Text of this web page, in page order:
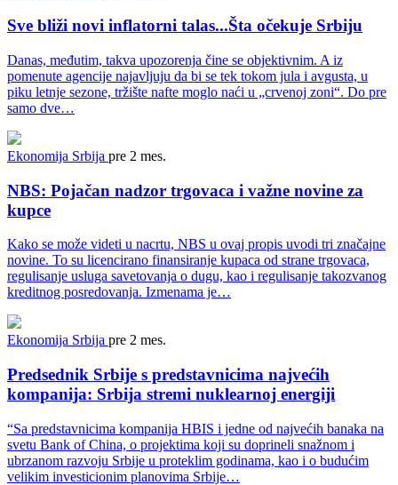
Sve bliži novi inflatorni talas...Šta očekuje Srbiju
Danas, međutim, takva upozorenja čine se objektivnim. A iz
pomenute agencije najavljuju da bi se tek tokom jula i avgusta, u
piku letnje sezone, tržište nafte moglo naći u „crvenoj zoni“. Do pre
samo dve…
Ekonomija Srbija pre 2 mes.
NBS: Pojačan nadzor trgovaca i važne novine za
kupce
Kako se može videti u nacrtu, NBS u ovaj propis uvodi tri značajne
novine. To su licencirano finansiranje kupaca od strane trgovaca,
regulisanje usluga savetovanja o dugu, kao i regulisanje takozvanog
kreditnog posredovanja. Izmenama je…
Ekonomija Srbija pre 2 mes.
Predsednik Srbije s predstavnicima najvećih
kompanija: Srbija stremi nuklearnoj energiji
“Sa predstavnicima kompanija HBIS i jedne od najvećih banaka na
svetu Bank of China, o projektima koji su doprineli snažnom i
ubrzanom razvoju Srbije u proteklim godinama, kao i o budućim
velikim investicionim planovima Srbije…